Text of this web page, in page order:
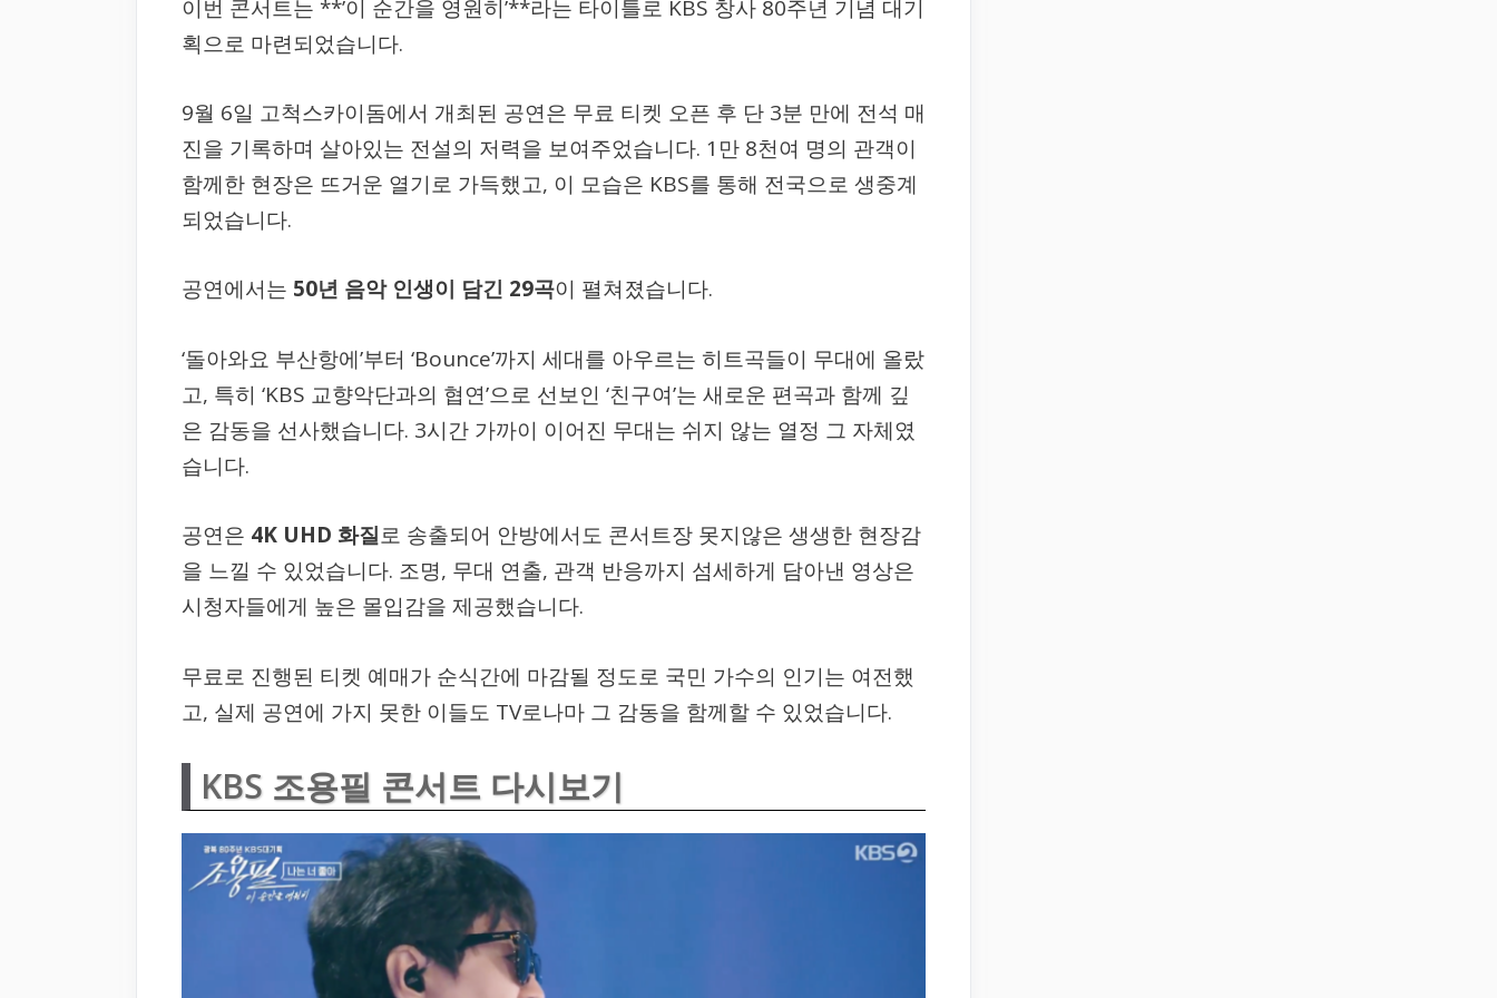
이번 콘서트는 **’이 순간을 영원히’**라는 타이틀로 KBS 창사 80주년 기념 대기
획으로 마련되었습니다.
9월 6일 고척스카이돔에서 개최된 공연은 무료 티켓 오픈 후 단 3분 만에 전석 매
진을 기록하며 살아있는 전설의 저력을 보여주었습니다. 1만 8천여 명의 관객이
함께한 현장은 뜨거운 열기로 가득했고, 이 모습은 KBS를 통해 전국으로 생중계
되었습니다.
공연에서는 50년 음악 인생이 담긴 29곡이 펼쳐졌습니다.
‘돌아와요 부산항에’부터 ‘Bounce’까지 세대를 아우르는 히트곡들이 무대에 올랐
고, 특히 ‘KBS 교향악단과의 협연’으로 선보인 ‘친구여’는 새로운 편곡과 함께 깊
은 감동을 선사했습니다. 3시간 가까이 이어진 무대는 쉬지 않는 열정 그 자체였
습니다.
공연은 4K UHD 화질로 송출되어 안방에서도 콘서트장 못지않은 생생한 현장감
을 느낄 수 있었습니다. 조명, 무대 연출, 관객 반응까지 섬세하게 담아낸 영상은
시청자들에게 높은 몰입감을 제공했습니다.
무료로 진행된 티켓 예매가 순식간에 마감될 정도로 국민 가수의 인기는 여전했
고, 실제 공연에 가지 못한 이들도 TV로나마 그 감동을 함께할 수 있었습니다.
KBS 조용필 콘서트 다시보기